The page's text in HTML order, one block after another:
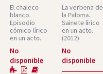
El chaleco
blanco.
Episodio
cómico-lírico
en un acto.
No
disponible
La verbena de
la Paloma.
Sainete lírico
en un acto.
(2012)
Hispana.
Partituras
No
disponible